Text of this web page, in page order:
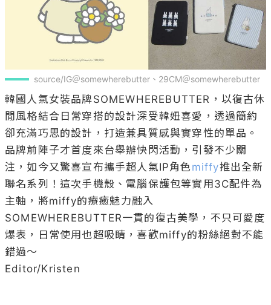
source/IG＠somewherebutter、29CM＠somewherebutter
韓國人氣女裝品牌SOMEWHEREBUTTER，以復古休
閒風格結合日常穿搭的設計深受韓妞喜愛，透過簡約
卻充滿巧思的設計，打造兼具質感與實穿性的單品。
品牌前陣子才首度來台舉辦快閃活動，引發不少關
注，如今又驚喜宣布攜手超人氣IP角色 miffy推出全新
聯名系列！這次手機殼、電腦保護包等實用3C配件為
主軸，將miffy的療癒魅力融入
SOMEWHEREBUTTER一貫的復古美學，不只可愛度
爆表，日常使用也超吸睛，喜歡miffy的粉絲絕對不能
錯過～
Editor/Kristen